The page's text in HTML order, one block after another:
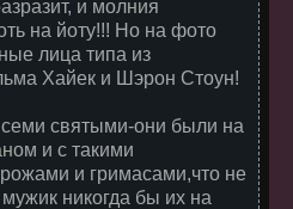
и молния
на йоту!!! Но на фото
лица типа из
Хайек и Шэрон Стоун!
святыми-они были на
и с такими
и гримасами,что не
никогда бы их на